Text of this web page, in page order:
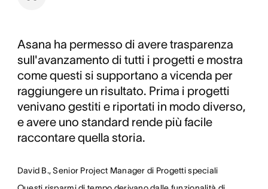
Asana ha permesso di avere trasparenza
sull'avanzamento di tutti i progetti e mostra
come questi si supportano a vicenda per
raggiungere un risultato. Prima i progetti
venivano gestiti e riportati in modo diverso,
e avere uno standard rende più facile
raccontare quella storia.
David B., Senior Project Manager di Progetti speciali